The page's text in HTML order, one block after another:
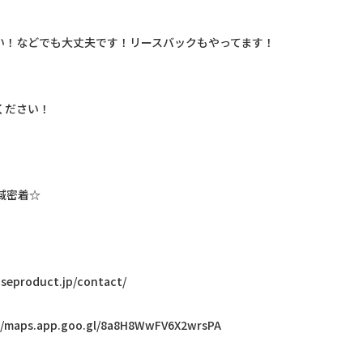
などでも大丈夫です！リースバックもやってます！
さい！
密着☆
contact/
8a8H8WwFV6X2wrsPA